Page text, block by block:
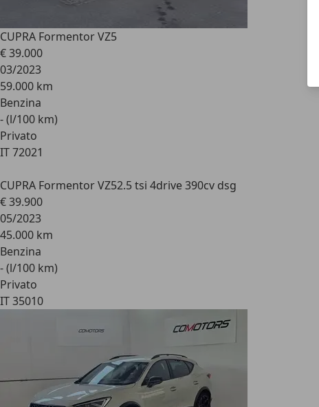
CUPRA Formentor VZ5
€ 39.000
03/2023
59.000 km
Benzina
- (l/100 km)
Privato
IT 72021
CUPRA Formentor VZ52.5 tsi 4drive 390cv dsg
€ 39.900
05/2023
45.000 km
Benzina
- (l/100 km)
Privato
IT 35010